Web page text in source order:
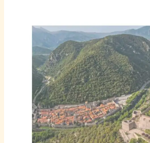
Dimanche